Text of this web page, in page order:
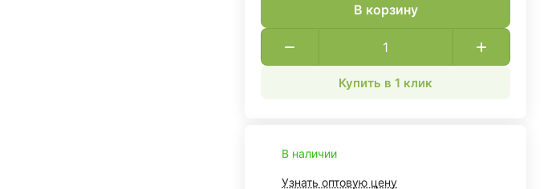
В корзину
Купить в 1 клик
В наличии
Узнать оптовую цену